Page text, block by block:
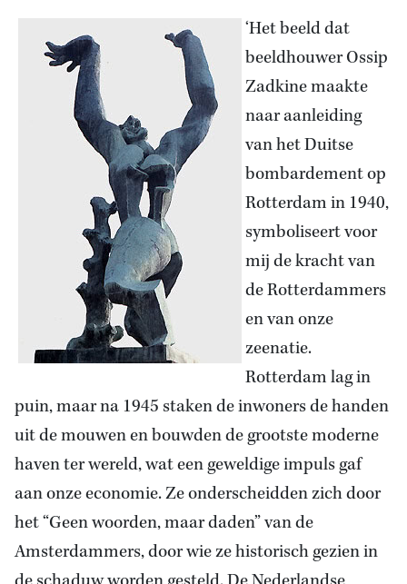
‘Het beeld dat
beeldhouwer Ossip
Zadkine maakte
naar aanleiding
van het Duitse
bombardement op
Rotterdam in 1940,
symboliseert voor
mij de kracht van
de Rotterdammers
en van onze
zeenatie.
Rotterdam lag in
puin, maar na 1945 staken de inwoners de handen
uit de mouwen en bouwden de grootste moderne
haven ter wereld, wat een geweldige impuls gaf
aan onze economie. Ze onderscheidden zich door
het “Geen woorden, maar daden” van de
Amsterdammers, door wie ze historisch gezien in